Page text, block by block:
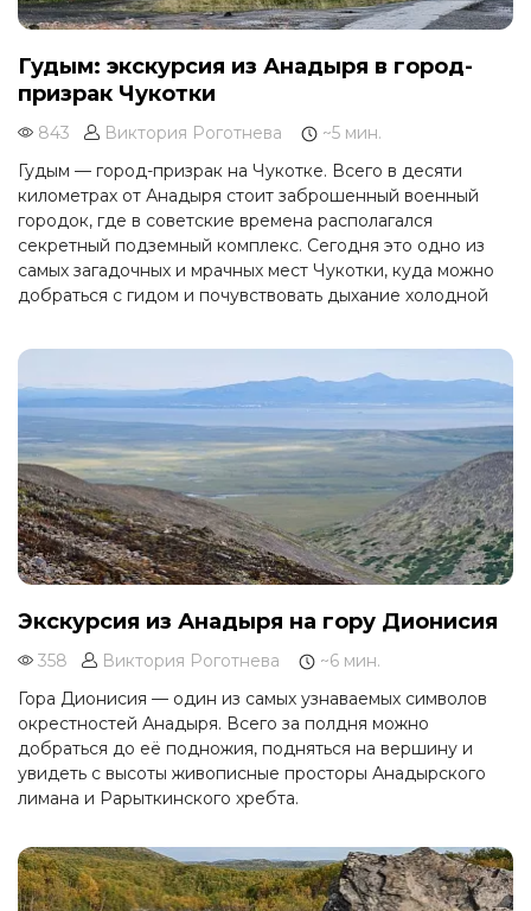
Гудым: экскурсия из Анадыря в город-
призрак Чукотки
843 Виктория Роготнева
~5 мин.
Гудым — город-призрак на Чукотке. Всего в десяти
километрах от Анадыря стоит заброшенный военный
городок, где в советские времена располагался
секретный подземный комплекс. Сегодня это одно из
самых загадочных и мрачных мест Чукотки, куда можно
добраться с гидом и почувствовать дыхание холодной
Экскурсия из Анадыря на гору Дионисия
358 Виктория Роготнева
~6 мин.
Гора Дионисия — один из самых узнаваемых символов
окрестностей Анадыря. Всего за полдня можно
добраться до её подножия, подняться на вершину и
увидеть с высоты живописные просторы Анадырского
лимана и Рарыткинского хребта.